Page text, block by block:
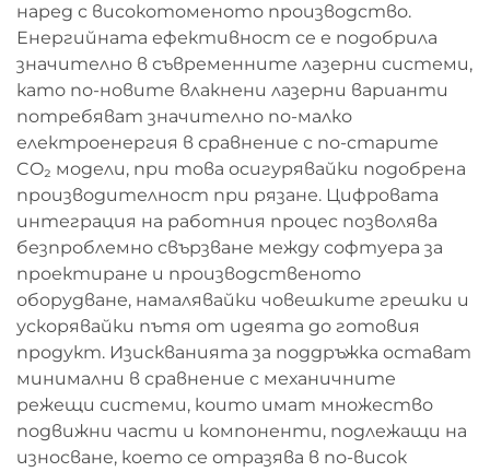
наред с високотоменото производство.
Енергийната ефективност се е подобрила
значително в съвременните лазерни системи,
като по-новите влакнени лазерни варианти
потребяват значително по-малко
електроенергия в сравнение с по-старите
CO₂ модели, при това осигурявайки подобрена
производителност при рязане. Цифровата
интеграция на работния процес позволява
безпроблемно свързване между софтуера за
проектиране и производственото
оборудване, намалявайки човешките грешки и
ускорявайки пътя от идеята до готовия
продукт. Изискванията за поддръжка остават
минимални в сравнение с механичните
режещи системи, които имат множество
подвижни части и компоненти, подлежащи на
износване, което се отразява в по-висок